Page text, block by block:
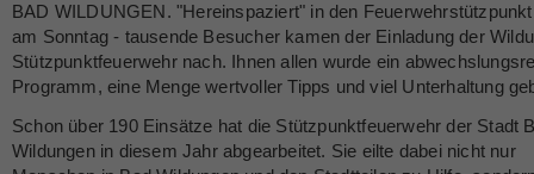
BAD WILDUNGEN. "Hereinspaziert" in den
am Sonntag - tausende Besucher kamen der Einladung der
Stützpunktfeuerwehr nach. Ihnen allen wurde ein
Programm, eine Menge wertvoller Tipps und viel Unterhaltung
Schon über 190 Einsätze hat die Stützpunktfeuerwehr der Stadt
Wildungen in diesem Jahr abgearbeitet. Sie eilte dabei nicht nur